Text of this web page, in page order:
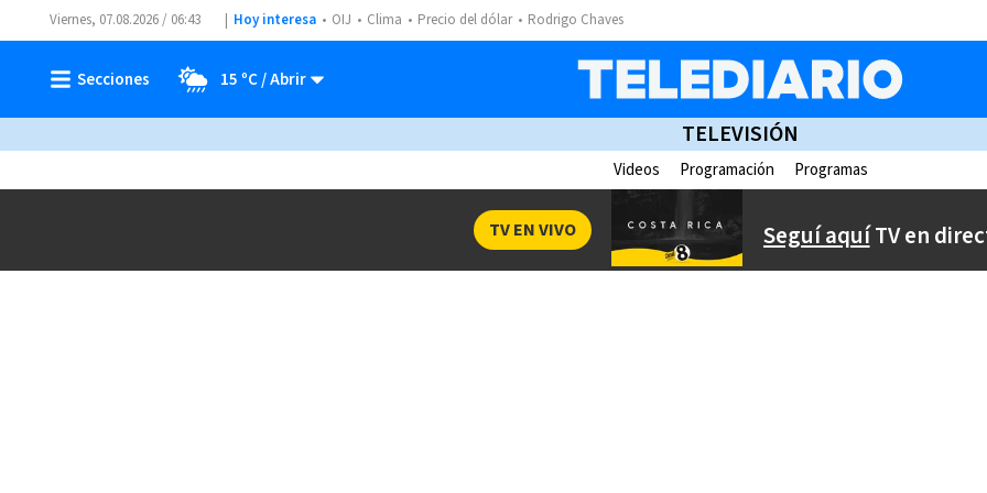
Viernes, 07.08.2026 / 06:43 Hoy interesa OIJ Clima Precio del dólar Rodrigo Chaves
15 ºC
TELEVISIÓN
Videos Programación Programas
Seguí aquíTV en
TV EN VIVO